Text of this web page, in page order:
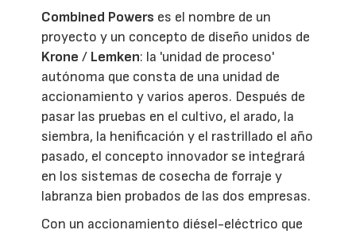
Combined Powers es el nombre de un
proyecto y un concepto de diseño unidos de
Krone / Lemken: la 'unidad de proceso'
autónoma que consta de una unidad de
accionamiento y varios aperos. Después de
pasar las pruebas en el cultivo, el arado, la
siembra, la henificación y el rastrillado el año
pasado, el concepto innovador se integrará
en los sistemas de cosecha de forraje y
labranza bien probados de las dos empresas.
Con un accionamiento diésel-eléctrico que